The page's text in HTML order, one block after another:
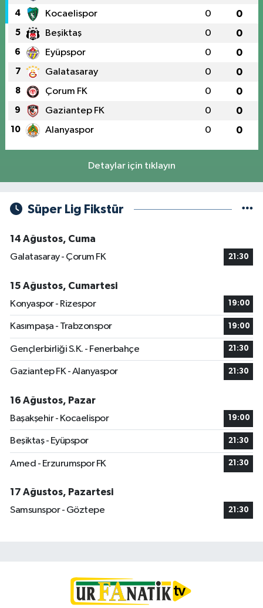
4 Kocaelispor 0 0
5 Beşiktaş 0 0
6 Eyüpspor 0 0
7 Galatasaray 0 0
8 Çorum FK 0 0
9 Gaziantep FK 0 0
10 Alanyaspor 0 0
Detaylar için tıklayın
Süper Lig Fikstür
14 Ağustos, Cuma
Galatasaray - Çorum FK
21:30
15 Ağustos, Cumartesi
Konyaspor - Rizespor
19:00
Kasımpaşa - Trabzonspor 19:00
Gençlerbirliği S.K. - Fenerbahçe 21:30
Gaziantep FK - Alanyaspor 21:30
16 Ağustos, Pazar
Başakşehir - Kocaelispor
19:00
Beşiktaş - Eyüpspor 21:30
Amed - Erzurumspor FK 21:30
17 Ağustos, Pazartesi
Samsunspor - Göztepe
21:30